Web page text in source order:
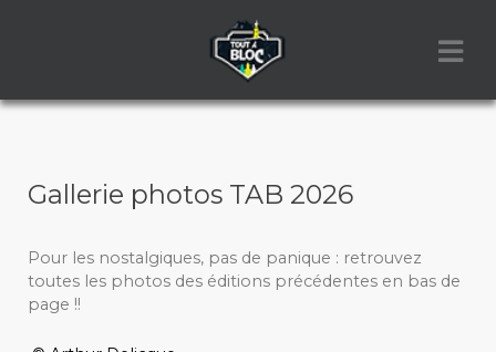
Gallerie photos TAB 2026
Pour les nostalgiques, pas de panique : retrouvez
toutes les photos des éditions précédentes en bas de
page !!